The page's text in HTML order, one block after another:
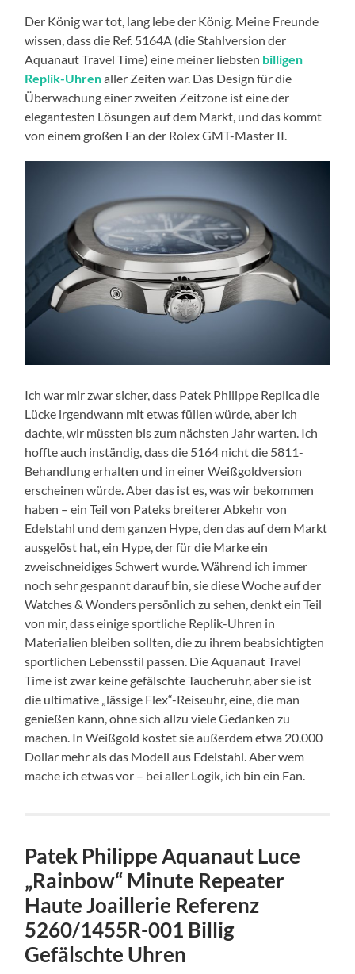
Der König war tot, lang lebe der König. Meine Freunde
wissen, dass die Ref. 5164A (die Stahlversion der
Aquanaut Travel Time) eine meiner liebsten billigen
Replik-Uhrenaller Zeiten war. Das Design für die
Überwachung einer zweiten Zeitzone ist eine der
elegantesten Lösungen auf dem Markt, und das kommt
von einem großen Fan der Rolex GMT-Master II.
Ich war mir zwar sicher, dass Patek Philippe Replica die
Lücke irgendwann mit etwas füllen würde, aber ich
dachte, wir müssten bis zum nächsten Jahr warten. Ich
hoffte auch inständig, dass die 5164 nicht die 5811-
Behandlung erhalten und in einer Weißgoldversion
erscheinen würde. Aber das ist es, was wir bekommen
haben – ein Teil von Pateks breiterer Abkehr von
Edelstahl und dem ganzen Hype, den das auf dem Markt
ausgelöst hat, ein Hype, der für die Marke ein
zweischneidiges Schwert wurde. Während ich immer
noch sehr gespannt darauf bin, sie diese Woche auf der
Watches & Wonders persönlich zu sehen, denkt ein Teil
von mir, dass einige sportliche Replik-Uhren in
Materialien bleiben sollten, die zu ihrem beabsichtigten
sportlichen Lebensstil passen. Die Aquanaut Travel
Time ist zwar keine gefälschte Taucheruhr, aber sie ist
die ultimative „lässige Flex“-Reiseuhr, eine, die man
genießen kann, ohne sich allzu viele Gedanken zu
machen. In Weißgold kostet sie außerdem etwa 20.000
Dollar mehr als das Modell aus Edelstahl. Aber wem
mache ich etwas vor – bei aller Logik, ich bin ein Fan.
Patek Philippe Aquanaut Luce
„Rainbow“ Minute Repeater
Haute Joaillerie Referenz
5260/1455R-001 Billig
Gefälschte Uhren